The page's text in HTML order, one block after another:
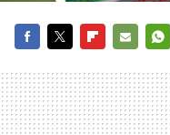
MAIL